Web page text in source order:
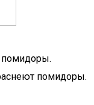
помидоры.
помидоры.